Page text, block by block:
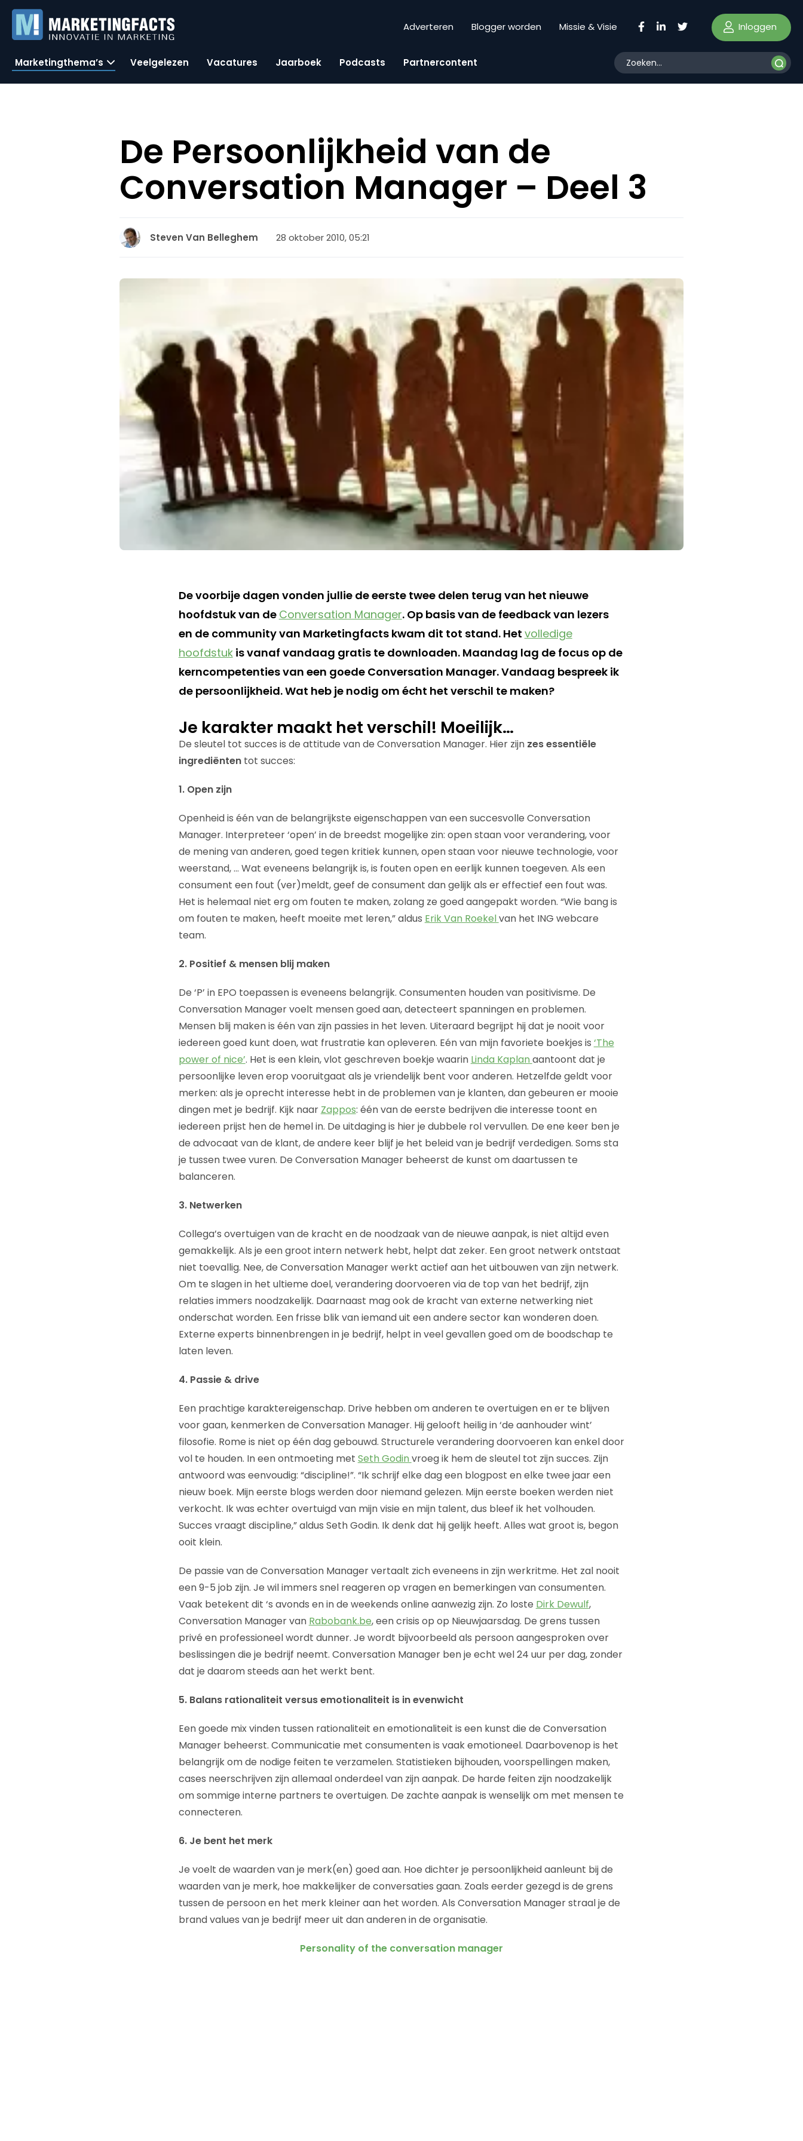
Adverteren Blogger worden Missie & Visie Inloggen
Marketingthema’s Veelgelezen Vacatures Jaarboek Podcasts Partnercontent
De Persoonlijkheid van de
Conversation Manager – Deel 3
Steven Van Belleghem 28 oktober 2010, 05:21
De voorbije dagen vonden jullie de eerste twee delen terug van het nieuwe
hoofdstuk van de Conversation Manager. Op basis van de feedback van lezers
en de community van Marketingfacts kwam dit tot stand. Het volledige
hoofdstukis vanaf vandaag gratis te downloaden. Maandag lag de focus op de
kerncompetenties van een goede Conversation Manager. Vandaag bespreek ik
de persoonlijkheid. Wat heb je nodig om écht het verschil te maken?
Je karakter maakt het verschil! Moeilijk…
De sleutel tot succes is de attitude van de Conversation Manager. Hier zijn zes essentiële
ingrediënten tot succes:
1. Open zijn
Openheid is één van de belangrijkste eigenschappen van een succesvolle Conversation
Manager. Interpreteer ‘open’ in de breedst mogelijke zin: open staan voor verandering, voor
de mening van anderen, goed tegen kritiek kunnen, open staan voor nieuwe technologie, voor
weerstand, … Wat eveneens belangrijk is, is fouten open en eerlijk kunnen toegeven. Als een
consument een fout (ver)meldt, geef de consument dan gelijk als er effectief een fout was.
Het is helemaal niet erg om fouten te maken, zolang ze goed aangepakt worden. “Wie bang is
om fouten te maken, heeft moeite met leren,” aldus Erik Van Roekelvan het ING webcare
team.
2. Positief & mensen blij maken
De ‘P’ in EPO toepassen is eveneens belangrijk. Consumenten houden van positivisme. De
Conversation Manager voelt mensen goed aan, detecteert spanningen en problemen.
Mensen blij maken is één van zijn passies in het leven. Uiteraard begrijpt hij dat je nooit voor
iedereen goed kunt doen, wat frustratie kan opleveren. Eén van mijn favoriete boekjes is ‘The
power of nice’. Het is een klein, vlot geschreven boekje waarin Linda Kaplan aantoont dat je
persoonlijke leven erop vooruitgaat als je vriendelijk bent voor anderen. Hetzelfde geldt voor
merken: als je oprecht interesse hebt in de problemen van je klanten, dan gebeuren er mooie
dingen met je bedrijf. Kijk naar Zappos: één van de eerste bedrijven die interesse toont en
iedereen prijst hen de hemel in. De uitdaging is hier je dubbele rol vervullen. De ene keer ben je
de advocaat van de klant, de andere keer blijf je het beleid van je bedrijf verdedigen. Soms sta
je tussen twee vuren. De Conversation Manager beheerst de kunst om daartussen te
balanceren.
3. Netwerken
Collega’s overtuigen van de kracht en de noodzaak van de nieuwe aanpak, is niet altijd even
gemakkelijk. Als je een groot intern netwerk hebt, helpt dat zeker. Een groot netwerk ontstaat
niet toevallig. Nee, de Conversation Manager werkt actief aan het uitbouwen van zijn netwerk.
Om te slagen in het ultieme doel, verandering doorvoeren via de top van het bedrijf, zijn
relaties immers noodzakelijk. Daarnaast mag ook de kracht van externe netwerking niet
onderschat worden. Een frisse blik van iemand uit een andere sector kan wonderen doen.
Externe experts binnenbrengen in je bedrijf, helpt in veel gevallen goed om de boodschap te
laten leven.
4. Passie & drive
Een prachtige karaktereigenschap. Drive hebben om anderen te overtuigen en er te blijven
voor gaan, kenmerken de Conversation Manager. Hij gelooft heilig in ‘de aanhouder wint’
filosofie. Rome is niet op één dag gebouwd. Structurele verandering doorvoeren kan enkel door
vol te houden. In een ontmoeting met Seth Godin vroeg ik hem de sleutel tot zijn succes. Zijn
antwoord was eenvoudig: “discipline!”. “Ik schrijf elke dag een blogpost en elke twee jaar een
nieuw boek. Mijn eerste blogs werden door niemand gelezen. Mijn eerste boeken werden niet
verkocht. Ik was echter overtuigd van mijn visie en mijn talent, dus bleef ik het volhouden.
Succes vraagt discipline,” aldus Seth Godin. Ik denk dat hij gelijk heeft. Alles wat groot is, begon
ooit klein.
De passie van de Conversation Manager vertaalt zich eveneens in zijn werkritme. Het zal nooit
een 9-5 job zijn. Je wil immers snel reageren op vragen en bemerkingen van consumenten.
Vaak betekent dit ‘s avonds en in de weekends online aanwezig zijn. Zo loste Dirk Dewulf,
Conversation Manager van Rabobank.be, een crisis op op Nieuwjaarsdag. De grens tussen
privé en professioneel wordt dunner. Je wordt bijvoorbeeld als persoon aangesproken over
beslissingen die je bedrijf neemt. Conversation Manager ben je echt wel 24 uur per dag, zonder
dat je daarom steeds aan het werkt bent.
5. Balans rationaliteit versus emotionaliteit is in evenwicht
Een goede mix vinden tussen rationaliteit en emotionaliteit is een kunst die de Conversation
Manager beheerst. Communicatie met consumenten is vaak emotioneel. Daarbovenop is het
belangrijk om de nodige feiten te verzamelen. Statistieken bijhouden, voorspellingen maken,
cases neerschrijven zijn allemaal onderdeel van zijn aanpak. De harde feiten zijn noodzakelijk
om sommige interne partners te overtuigen. De zachte aanpak is wenselijk om met mensen te
connecteren.
6. Je bent het merk
Je voelt de waarden van je merk(en) goed aan. Hoe dichter je persoonlijkheid aanleunt bij de
waarden van je merk, hoe makkelijker de conversaties gaan. Zoals eerder gezegd is de grens
tussen de persoon en het merk kleiner aan het worden. Als Conversation Manager straal je de
brand values van je bedrijf meer uit dan anderen in de organisatie.
Personality of the conversation manager